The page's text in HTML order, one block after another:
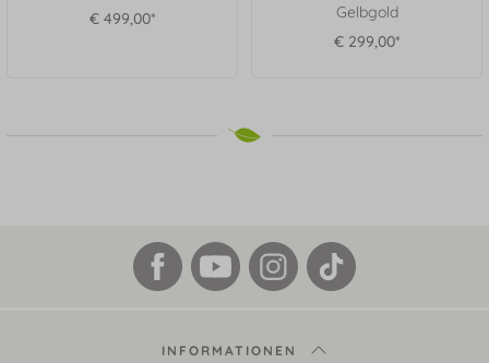
€ 499,00*
Gelbgold
€ 299,00*
INFORMATIONEN